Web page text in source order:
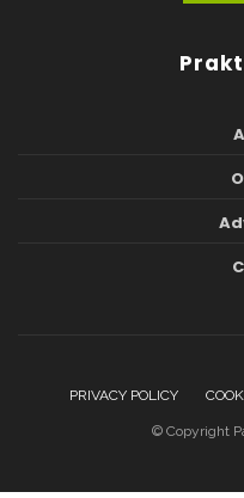
PRIVACY POLICY
© Copyright